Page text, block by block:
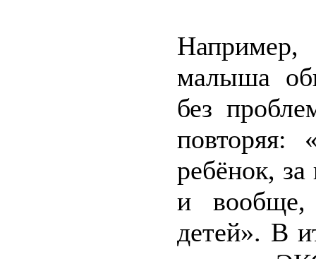
Например,
малыша
без
повторяя:
ребёнок,
и
детей». В